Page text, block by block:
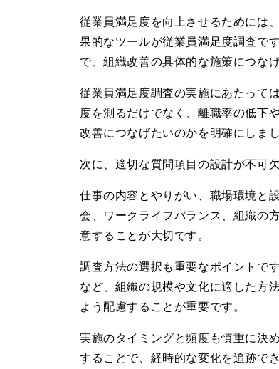
従業員満足度を向上させるためには
果的なツールが従業員満足度調査で
で、組織改善の具体的な施策につな
従業員満足度調査の実施にあたって
度を測るだけでなく、離職率の低下
改善につなげたいのかを明確にしまし
次に、適切な質問項目の設計が不可欠
仕事の内容とやりがい、職場環境と
会、ワークライフバランス、組織の
意することが大切です。
調査方法の選択も重要なポイントで
など、組織の規模や文化に適した方
よう配慮することが重要です。
実施のタイミングと頻度も慎重に決
することで、経時的な変化を追跡で